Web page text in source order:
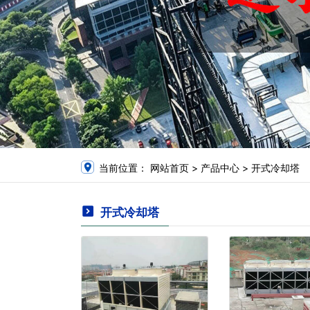
当前位置： 网站首页 > 产品中心 > 开式冷却塔
开式冷却塔